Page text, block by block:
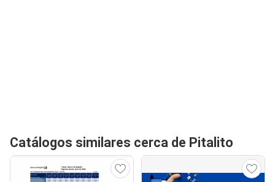
Catálogos similares cerca de Pitalito